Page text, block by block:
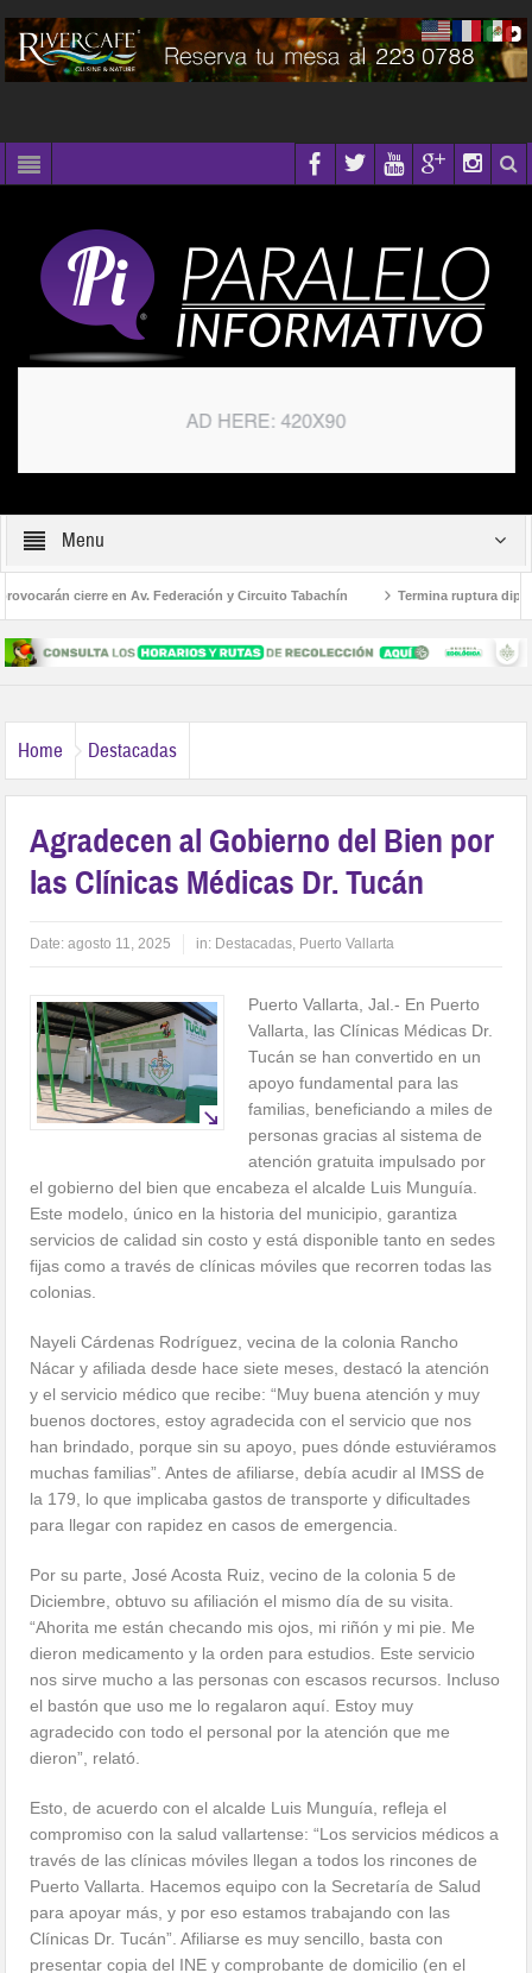
Menu
cierre en Av. Federación y Circuito Tabachín Termina ruptura
a Karely Ruiz
Home Destacadas
Agradecen al Gobierno del Bien por
las Clínicas Médicas Dr. Tucán
Date:agosto 11, 2025 in: Destacadas, Puerto Vallarta
Puerto Vallarta, Jal.- En Puerto
Vallarta, las Clínicas Médicas Dr.
Tucán se han convertido en un
apoyo fundamental para las
familias, beneficiando a miles de
personas gracias al sistema de
atención gratuita impulsado por
el gobierno del bien que encabeza el alcalde Luis Munguía.
Este modelo, único en la historia del municipio, garantiza
servicios de calidad sin costo y está disponible tanto en sedes
fijas como a través de clínicas móviles que recorren todas las
colonias.
Nayeli Cárdenas Rodríguez, vecina de la colonia Rancho
Nácar y afiliada desde hace siete meses, destacó la atención
y el servicio médico que recibe: “Muy buena atención y muy
buenos doctores, estoy agradecida con el servicio que nos
han brindado, porque sin su apoyo, pues dónde estuviéramos
muchas familias”. Antes de afiliarse, debía acudir al IMSS de
la 179, lo que implicaba gastos de transporte y dificultades
para llegar con rapidez en casos de emergencia.
Por su parte, José Acosta Ruiz, vecino de la colonia 5 de
Diciembre, obtuvo su afiliación el mismo día de su visita.
“Ahorita me están checando mis ojos, mi riñón y mi pie. Me
dieron medicamento y la orden para estudios. Este servicio
nos sirve mucho a las personas con escasos recursos. Incluso
el bastón que uso me lo regalaron aquí. Estoy muy
agradecido con todo el personal por la atención que me
dieron”, relató.
Esto, de acuerdo con el alcalde Luis Munguía, refleja el
compromiso con la salud vallartense: “Los servicios médicos a
través de las clínicas móviles llegan a todos los rincones de
Puerto Vallarta. Hacemos equipo con la Secretaría de Salud
para apoyar más, y por eso estamos trabajando con las
Clínicas Dr. Tucán”. Afiliarse es muy sencillo, basta con
presentar copia del INE y comprobante de domicilio (en el